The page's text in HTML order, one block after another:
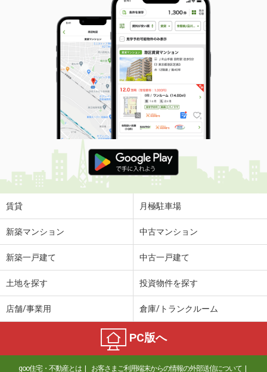
賃貸 月極駐車場
新築マンション 中古マンション
新築一戸建て 中古一戸建て
土地を探す 投資物件を探す
店舗/事業用 倉庫/トランクルーム
PC版へ
goo住宅・不動産とは お客さまご利用端末からの情報の外部送信について